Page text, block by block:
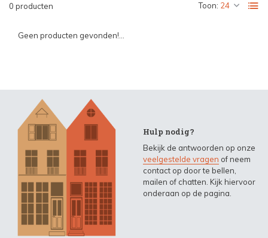
0 producten Toon:
Geen producten gevonden!...
Hulp nodig?
Bekijk de antwoorden op onze
veelgestelde vragen of neem
contact op door te bellen,
mailen of chatten. Kijk hiervoor
onderaan op de pagina.